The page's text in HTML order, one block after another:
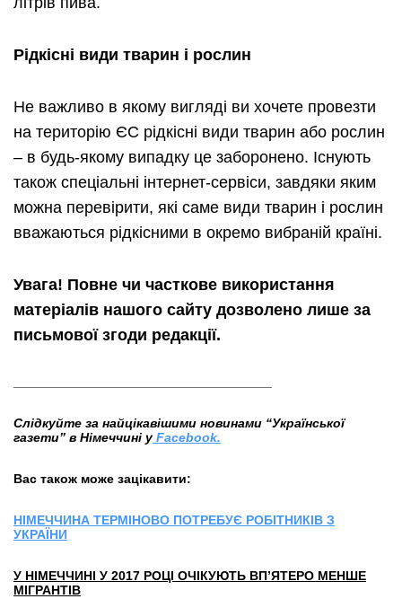
Рідкісні види тварин і рослин
Не важливо в якому вигляді ви хочете провезти
на територію ЄС рідкісні види тварин або рослин
– в будь-якому випадку це заборонено. Існують
також спеціальні інтернет-сервіси, завдяки яким
можна перевірити, які саме види тварин і рослин
вважаються рідкісними в окремо вибраній країні.
Увага! Повне чи часткове використання
матеріалів нашого сайту дозволено лише за
письмової згоди редакції.
Слідкуйте за найцікавішими новинами “Української
газети” в Німеччині уFacebook.
Вас також може зацікавити:
НІМЕЧЧИНА ТЕРМІНОВО ПОТРЕБУЄ РОБІТНИКІВ З
УКРАЇНИ
У НІМЕЧЧИНІ У 2017 РОЦІ ОЧІКУЮТЬ ВП’ЯТЕРО МЕНШЕ
МІГРАНТІВ